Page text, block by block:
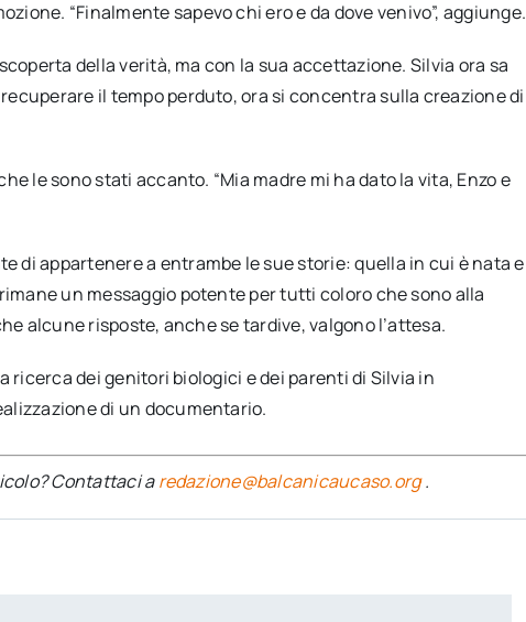
“Finalmente sapevo chi ero e da dove venivo”, aggiunge.
della verità, ma con la sua accettazione. Silvia ora sa
il tempo perduto, ora si concentra sulla creazione di
le sono stati accanto. “Mia madre mi ha dato la vita, Enzo e
di appartenere a entrambe le sue storie: quella in cui è nata e
un messaggio potente per tutti coloro che sono alla
alcune risposte, anche se tardive, valgono l’attesa.
ricerca dei genitori biologici e dei parenti di Silvia in
di un documentario.
Contattaci aredazione@balcanicaucaso.org.